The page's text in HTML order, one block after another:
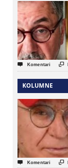
 Komentari 
KOLUMNE
 Komentari 